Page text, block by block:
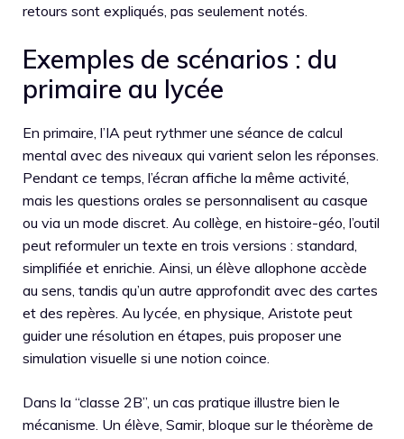
retours sont expliqués, pas seulement notés.
Exemples de scénarios : du
primaire au lycée
En primaire, l’IA peut rythmer une séance de calcul
mental avec des niveaux qui varient selon les réponses.
Pendant ce temps, l’écran affiche la même activité,
mais les questions orales se personnalisent au casque
ou via un mode discret. Au collège, en histoire-géo, l’outil
peut reformuler un texte en trois versions : standard,
simplifiée et enrichie. Ainsi, un élève allophone accède
au sens, tandis qu’un autre approfondit avec des cartes
et des repères. Au lycée, en physique, Aristote peut
guider une résolution en étapes, puis proposer une
simulation visuelle si une notion coince.
Dans la “classe 2B”, un cas pratique illustre bien le
mécanisme. Un élève, Samir, bloque sur le théorème de